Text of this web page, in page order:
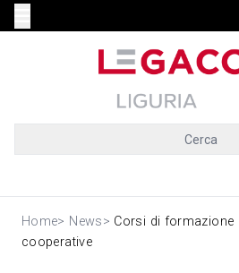
Cerca
Home> News> Corsi di formazione
cooperative